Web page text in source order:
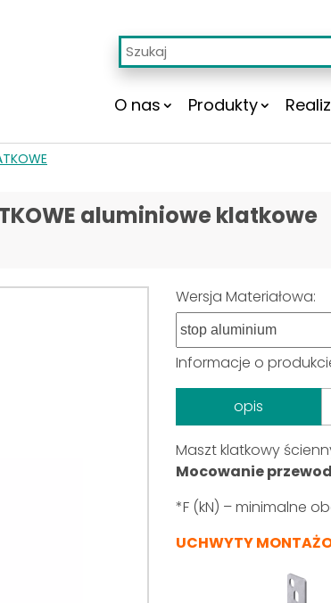
O nas Produkty
aluminiowe klatkowe
Wersja Materiałowa:
Informacje o
opis
Maszt klatkowy
Mocowanie
*F (kN) – minimalne
UCHWYTY